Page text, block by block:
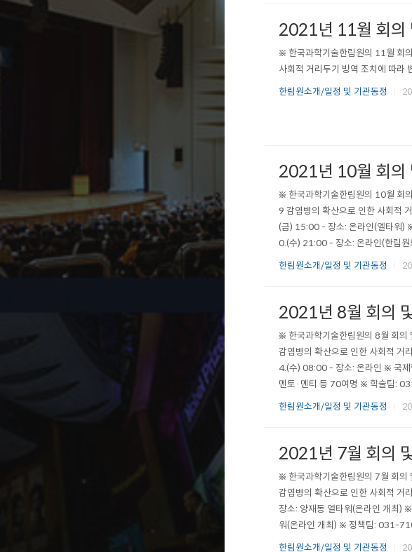
2021년 11월 회의
※ 한국과학기술한림원의 11월 회
사회적 거리두기 방역 조치에 따라
한림원소개/일정 및 기관동정
2021년 10월 회의
※ 한국과학기술한림원의 10월 회
9 감염병의 확산으로 인한 사회적
(금) 15:00 - 장소: 온라인(엘타워
0.(수) 21:00 - 장소: 온라인(한림
한림원소개/일정 및 기관동정
2021년 8월 회의
※ 한국과학기술한림원의 8월 회의
감염병의 확산으로 인한 사회적 거
4.(수) 08:00 - 장소: 온라인 ※ 국
멘토·멘티 등 70여명 ※ 학술팀:
한림원소개/일정 및 기관동정
2021년 7월 회의
※ 한국과학기술한림원의 7월 회의
감염병의 확산으로 인한 사회적
장소: 양재동 엘타워(온라인 개최
워(온라인 개최) ※ 정책팀: 031-
한림원소개/일정 및 기관동정